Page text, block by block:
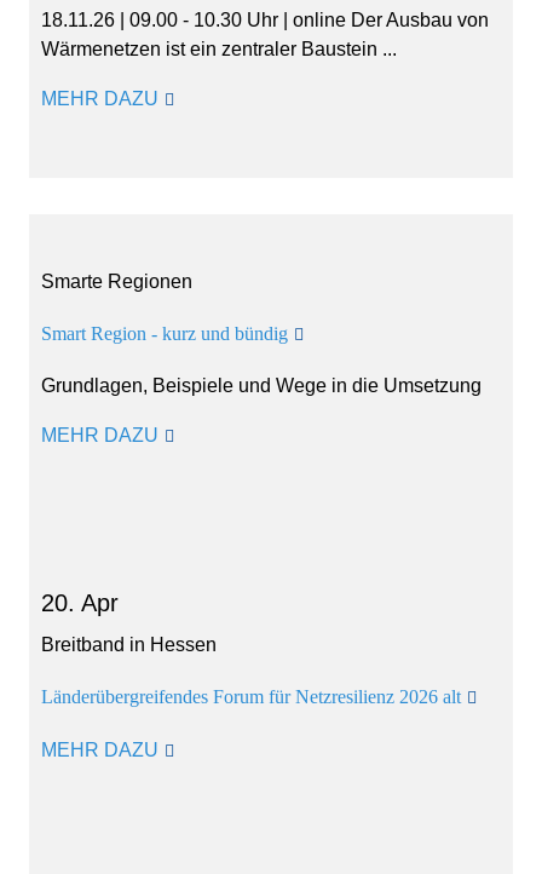
18.11.26 | 09.00 - 10.30 Uhr | online Der Ausbau von
Wärmenetzen ist ein zentraler Baustein ...
MEHR DAZU
Smarte Regionen
Smart Region - kurz und bündig
Grundlagen, Beispiele und Wege in die Umsetzung
MEHR DAZU
20. Apr
Breitband in Hessen
Länderübergreifendes Forum für Netzresilienz 2026 alt
MEHR DAZU